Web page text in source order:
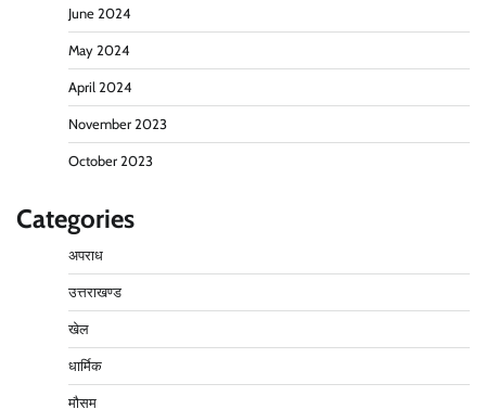
June 2024
May 2024
April 2024
November 2023
October 2023
Categories
अपराध
उत्तराखण्ड
खेल
धार्मिक
मौसम